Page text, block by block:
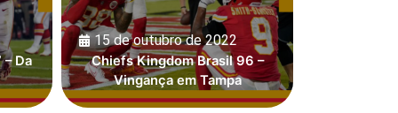
Da
15 de outubro de 2022
Chiefs Kingdom Brasil 96 –
Vingança em Tampa